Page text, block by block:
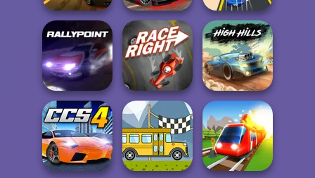
Burnin' Rubber 5
XS
Top Speed
Racing 3D
Rush Race
Rally Point Race Right High Hills